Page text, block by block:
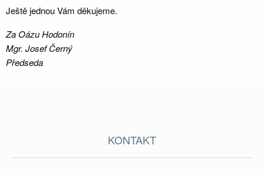
Ještě jednou Vám děkujeme.
Za Oázu Hodonín
Mgr. Josef Černý
Předseda
KONTAKT